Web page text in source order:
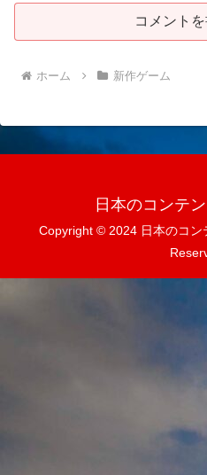
コメント
ホーム 新作ゲーム
日本のコンテ
Copyright © 2024 日本のコン